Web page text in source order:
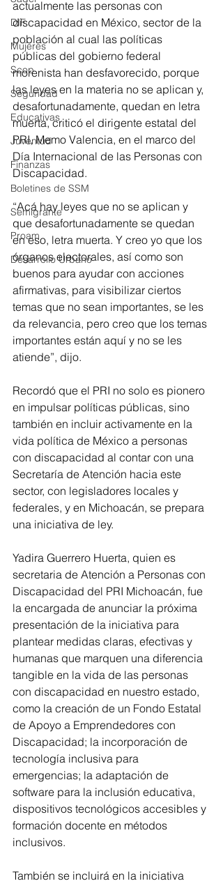
DIF
Mujeres
Scop
Seguridad
Educativas
Juventud
Finanzas
Boletines de SSM
Semigrante
Proam
Desarrollo Urbano
actualmente las personas con
discapacidad en México, sector de la
población al cual las políticas
públicas del gobierno federal
morenista han desfavorecido, porque
las leyes en la materia no se aplican y,
desafortunadamente, quedan en letra
muerta, criticó el dirigente estatal del
PRI, Memo Valencia, en el marco del
Día Internacional de las Personas con
Discapacidad.
“Acá hay leyes que no se aplican y
que desafortunadamente se quedan
en eso, letra muerta. Y creo yo que los
órganos electorales, así como son
buenos para ayudar con acciones
afirmativas, para visibilizar ciertos
temas que no sean importantes, se les
da relevancia, pero creo que los temas
importantes están aquí y no se les
atiende”, dijo.
Recordó que el PRI no solo es pionero
en impulsar políticas públicas, sino
también en incluir activamente en la
vida política de México a personas
con discapacidad al contar con una
Secretaría de Atención hacia este
sector, con legisladores locales y
federales, y en Michoacán, se prepara
una iniciativa de ley.
Yadira Guerrero Huerta, quien es
secretaria de Atención a Personas con
Discapacidad del PRI Michoacán, fue
la encargada de anunciar la próxima
presentación de la iniciativa para
plantear medidas claras, efectivas y
humanas que marquen una diferencia
tangible en la vida de las personas
con discapacidad en nuestro estado,
como la creación de un Fondo Estatal
de Apoyo a Emprendedores con
Discapacidad; la incorporación de
tecnología inclusiva para
emergencias; la adaptación de
software para la inclusión educativa,
dispositivos tecnológicos accesibles y
formación docente en métodos
inclusivos.
También se incluirá en la iniciativa